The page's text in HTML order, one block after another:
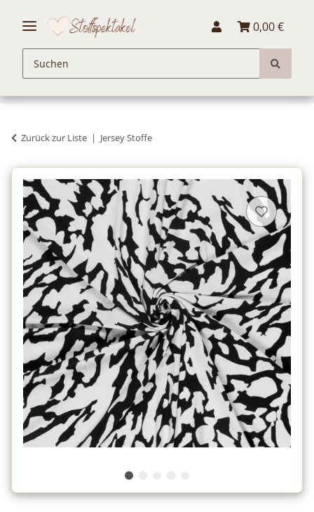
0,00 €
Zurück zur Liste Jersey Stoffe